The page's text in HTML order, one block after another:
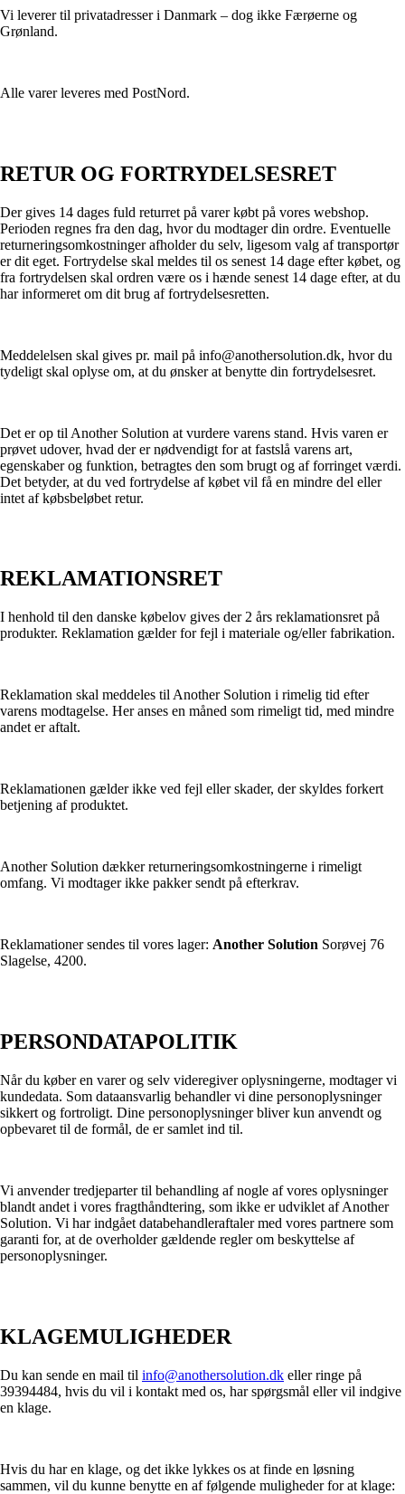
Vi leverer til privatadresser i Danmark – dog ikke Færøerne og
Grønland.
Alle varer leveres med PostNord.
RETUR OG FORTRYDELSESRET
Der gives 14 dages fuld returret på varer købt på vores webshop.
Perioden regnes fra den dag, hvor du modtager din ordre. Eventuelle
returneringsomkostninger afholder du selv, ligesom valg af transportør
er dit eget. Fortrydelse skal meldes til os senest 14 dage efter købet, og
fra fortrydelsen skal ordren være os i hænde senest 14 dage efter, at du
har informeret om dit brug af fortrydelsesretten.
Meddelelsen skal gives pr. mail på info@anothersolution.dk, hvor du
tydeligt skal oplyse om, at du ønsker at benytte din fortrydelsesret.
Det er op til Another Solution at vurdere varens stand. Hvis varen er
prøvet udover, hvad der er nødvendigt for at fastslå varens art,
egenskaber og funktion, betragtes den som brugt og af forringet værdi.
Det betyder, at du ved fortrydelse af købet vil få en mindre del eller
intet af købsbeløbet retur.
REKLAMATIONSRET
I henhold til den danske købelov gives der 2 års reklamationsret på
produkter. Reklamation gælder for fejl i materiale og/eller fabrikation.
Reklamation skal meddeles til Another Solution i rimelig tid efter
varens modtagelse. Her anses en måned som rimeligt tid, med mindre
andet er aftalt.
Reklamationen gælder ikke ved fejl eller skader, der skyldes forkert
betjening af produktet.
Another Solution dækker returneringsomkostningerne i rimeligt
omfang. Vi modtager ikke pakker sendt på efterkrav.
Reklamationer sendes til vores lager: Another Solution Sorøvej 76
Slagelse, 4200.
PERSONDATAPOLITIK
Når du køber en varer og selv videregiver oplysningerne, modtager vi
kundedata. Som dataansvarlig behandler vi dine personoplysninger
sikkert og fortroligt. Dine personoplysninger bliver kun anvendt og
opbevaret til de formål, de er samlet ind til.
Vi anvender tredjeparter til behandling af nogle af vores oplysninger
blandt andet i vores fragthåndtering, som ikke er udviklet af Another
Solution. Vi har indgået databehandleraftaler med vores partnere som
garanti for, at de overholder gældende regler om beskyttelse af
personoplysninger.
KLAGEMULIGHEDER
Du kan sende en mail til info@anothersolution.dk eller ringe på
39394484, hvis du vil i kontakt med os, har spørgsmål eller vil indgive
en klage.
Hvis du har en klage, og det ikke lykkes os at finde en løsning
sammen, vil du kunne benytte en af følgende muligheder for at klage: